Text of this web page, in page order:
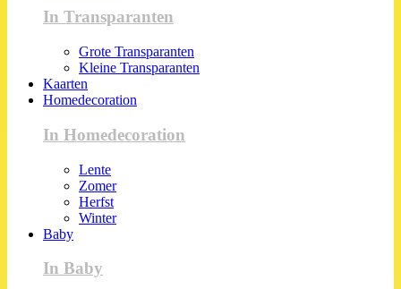
In Transparanten
Grote Transparanten
Kleine Transparanten
Kaarten
Homedecoration
In Homedecoration
Lente
Zomer
Herfst
Winter
Baby
In Baby